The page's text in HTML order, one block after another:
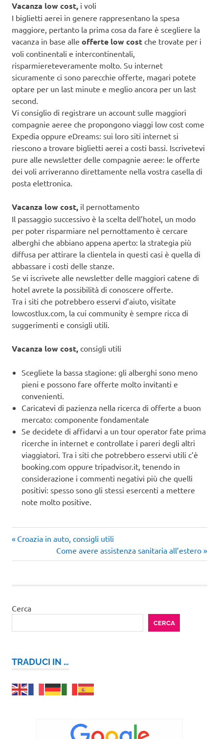
Vacanza low cost, i voli
I biglietti aerei in genere rappresentano la spesa
maggiore, pertanto la prima cosa da fare è scegliere la
vacanza in base alle offerte low cost che trovate per i
voli continentali e intercontinentali,
risparmiereteveramente molto. Su internet
sicuramente ci sono parecchie offerte, magari potete
optare per un last minute e meglio ancora per un last
second.
Vi consiglio di registrare un account sulle maggiori
compagnie aeree che propongono viaggi low cost come
Expedia oppure eDreams: sui loro siti internet si
riescono a trovare biglietti aerei a costi bassi. Iscrivetevi
pure alle newsletter delle compagnie aeree: le offerte
dei voli arriveranno direttamente nella vostra casella di
posta elettronica.
Vacanza low cost, il pernottamento
Il passaggio successivo è la scelta dell’hotel, un modo
per poter risparmiare nel pernottamento è cercare
alberghi che abbiano appena aperto: la strategia più
diffusa per attirare la clientela in questi casi è quella di
abbassare i costi delle stanze.
Se vi iscrivete alle newsletter delle maggiori catene di
hotel avrete la possibilità di conoscere offerte.
Tra i siti che potrebbero esservi d’aiuto, visitate
lowcostlux.com, la cui community è sempre ricca di
suggerimenti e consigli utili.
Vacanza low cost, consigli utili
Scegliete la bassa stagione: gli alberghi sono meno
pieni e possono fare offerte molto invitanti e
convenienti.
Caricatevi di pazienza nella ricerca di offerte a buon
mercato: componente fondamentale
Se decidete di affidarvi a un tour operator fate prima
ricerche in internet e controllate i pareri degli altri
viaggiatori. Tra i siti che potrebbero esservi utili c’è
booking.com oppure tripadvisor.it, tenendo in
considerazione i commenti negativi più che quelli
positivi: spesso sono gli stessi esercenti a mettere
note molto positive.
Navigazione
articoli
Articolo
precedente:
Croazia in auto, consigli utili
Articolo
successivo:
Come avere assistenza sanitaria all’estero
Cerca
CERCA
TRADUCI IN …